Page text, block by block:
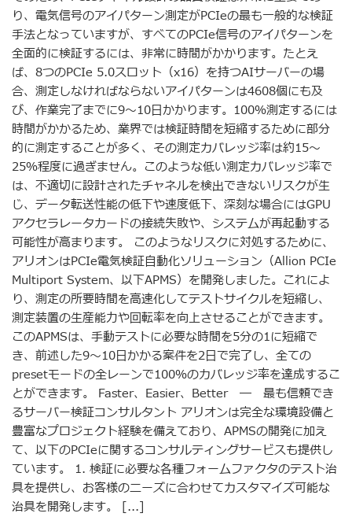
り、電気信号のアイパターン測定がPCIeの最も一般的な検証
手法となっていますが、すべてのPCIe信号のアイパターンを
全面的に検証するには、非常に時間がかかります。たとえ
ば、8つのPCIe 5.0スロット（x16）を持つAIサーバーの場
合、測定しなければならないアイパターンは4608個にも及
び、作業完了までに9〜10日かかります。100％測定するには
時間がかかるため、業界では検証時間を短縮するために部分
的に測定することが多く、その測定カバレッジ率は約15〜
25％程度に過ぎません。このような低い測定カバレッジ率で
は、不適切に設計されたチャネルを検出できないリスクが生
じ、データ転送性能の低下や速度低下、深刻な場合にはGPU
アクセラレータカードの接続失敗や、システムが再起動する
可能性が高まります。 このようなリスクに対処するために、
アリオンはPCIe電気検証自動化ソリューション（Allion PCIe
Multiport System、以下APMS）を開発しました。これによ
り、測定の所要時間を高速化してテストサイクルを短縮し、
測定装置の生産能力や回転率を向上させることができます。
このAPMSは、手動テストに必要な時間を5分の1に短縮で
き、前述した9〜10日かかる案件を2日で完了し、全ての
presetモードの全レーンで100％のカバレッジ率を達成するこ
とができます。 Faster、Easier、Better ― 最も信頼でき
るサーバー検証コンサルタント アリオンは完全な環境設備と
豊富なプロジェクト経験を備えており、APMSの開発に加え
て、以下のPCIeに関するコンサルティングサービスも提供し
ています。 1. 検証に必要な各種フォームファクタのテスト治
具を提供し、お客様のニーズに合わせてカスタマイズ可能な
治具を開発します。 [...]